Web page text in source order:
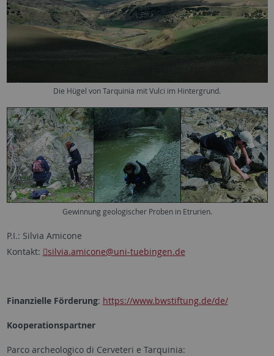
Die Hügel von Tarquinia mit Vulci im Hintergrund.
Gewinnung geologischer Proben in Etrurien.
P.I.: Silvia Amicone
Kontakt:
silvia.amicone@uni-tuebingen.de
Finanzielle Förderung: https://www.bwstiftung.de/de/
Kooperationspartner
Parco archeologico di Cerveteri e Tarquinia: